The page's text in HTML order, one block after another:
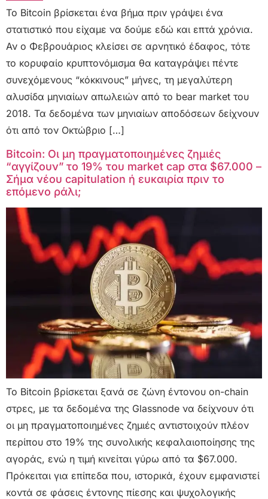
Το Bitcoin βρίσκεται ένα βήμα πριν γράψει ένα
στατιστικό που είχαμε να δούμε εδώ και επτά χρόνια.
Αν ο Φεβρουάριος κλείσει σε αρνητικό έδαφος, τότε
το κορυφαίο κρυπτονόμισμα θα καταγράψει πέντε
συνεχόμενους “κόκκινους” μήνες, τη μεγαλύτερη
αλυσίδα μηνιαίων απωλειών από το bear market του
2018. Τα δεδομένα των μηνιαίων αποδόσεων δείχνουν
ότι από τον Οκτώβριο […]
Bitcoin: Οι μη πραγματοποιημένες ζημιές
“αγγίζουν” το 19% του market cap στα $67.000 –
Σήμα νέου capitulation ή ευκαιρία πριν το
επόμενο ράλι;
Το Bitcoin βρίσκεται ξανά σε ζώνη έντονου on-chain
στρες, με τα δεδομένα της Glassnode να δείχνουν ότι
οι μη πραγματοποιημένες ζημιές αντιστοιχούν πλέον
περίπου στο 19% της συνολικής κεφαλαιοποίησης της
αγοράς, ενώ η τιμή κινείται γύρω από τα $67.000.
Πρόκειται για επίπεδα που, ιστορικά, έχουν εμφανιστεί
κοντά σε φάσεις έντονης πίεσης και ψυχολογικής